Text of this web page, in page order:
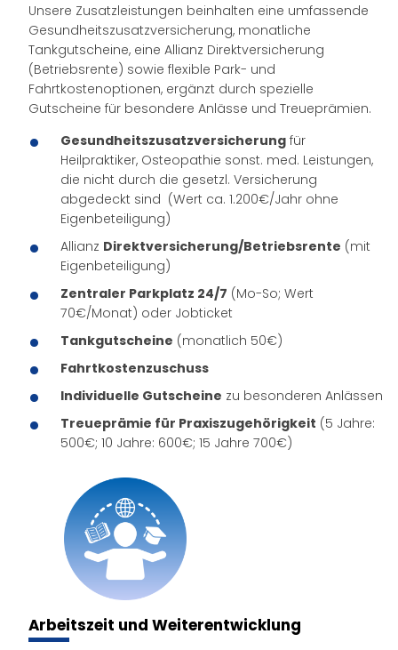
Unsere Zusatzleistungen beinhalten eine umfassende
Gesundheitszusatzversicherung, monatliche
Tankgutscheine, eine Allianz Direktversicherung
(Betriebsrente) sowie flexible Park- und
Fahrtkostenoptionen, ergänzt durch spezielle
Gutscheine für besondere Anlässe und Treueprämien.
Gesundheitszusatzversicherung für
Heilpraktiker, Osteopathie sonst. med. Leistungen,
die nicht durch die gesetzl. Versicherung
abgedeckt sind (Wert ca. 1.200€/Jahr ohne
Eigenbeteiligung)
Allianz Direktversicherung/Betriebsrente (mit
Eigenbeteiligung)
Zentraler Parkplatz 24/7 (Mo-So; Wert
70€/Monat) oder Jobticket
Tankgutscheine (monatlich 50€)
Fahrtkostenzuschuss
Individuelle Gutscheine zu besonderen Anlässen
Treueprämie für Praxiszugehörigkeit (5 Jahre:
500€; 10 Jahre: 600€; 15 Jahre 700€)
Arbeitszeit und Weiterentwicklung